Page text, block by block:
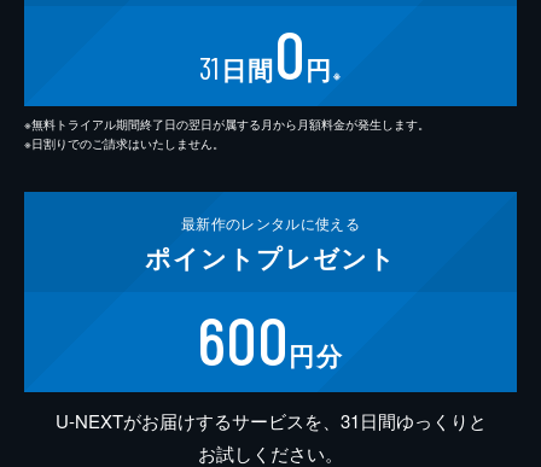
31 日間0円 ※
※無料トライアル期間終了日の翌日が属する月から月額料金が発生します。
※日割りでのご請求はいたしません。
最新作のレンタルに使える
ポイント プレゼント
600円分
U-NEXTがお届けするサービスを、31日間ゆっくりと
お試しください。